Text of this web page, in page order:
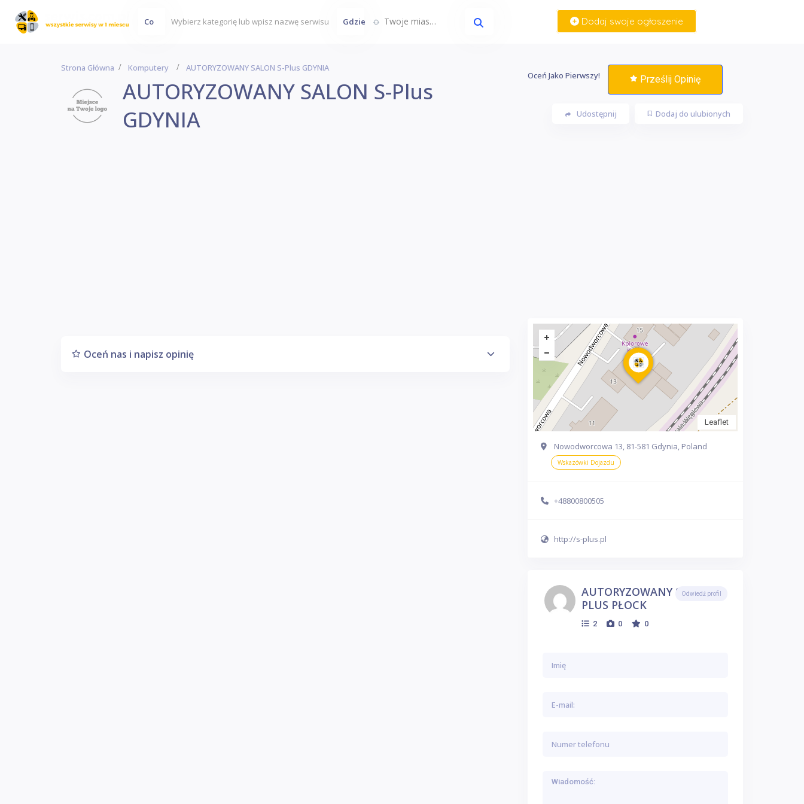
Co Gdzie Twoje miasto... Dodaj swoje ogłoszenie
Strona Główna Komputery AUTORYZOWANY SALON S-Plus GDYNIA
AUTORYZOWANY SALON S-Plus
GDYNIA
Oceń Jako Pierwszy! Prześlij Opinię
Dodaj do ulubionych
Udostępnij
Oceń nas i napisz opinię
Leaflet
Nowodworcowa 13, 81-581 Gdynia, Poland
Wskazówki Dojazdu
+48800800505
http://s-plus.pl
AUTORYZOWANY SALON S-
PLUS PŁOCK
2 0 0
Odwiedź profil